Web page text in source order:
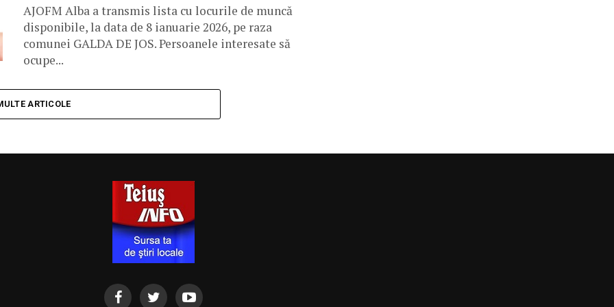
AJOFM Alba a transmis lista cu locurile de muncă
disponibile, la data de 8 ianuarie 2026, pe raza
comunei GALDA DE JOS. Persoanele interesate să
ocupe...
ARTICOLE